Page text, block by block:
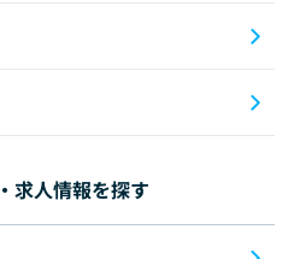
求人情報を探す